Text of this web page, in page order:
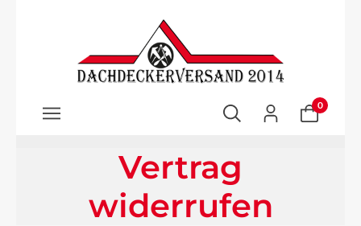
Zum Hauptinhalt springen
0
Vertrag
widerrufen